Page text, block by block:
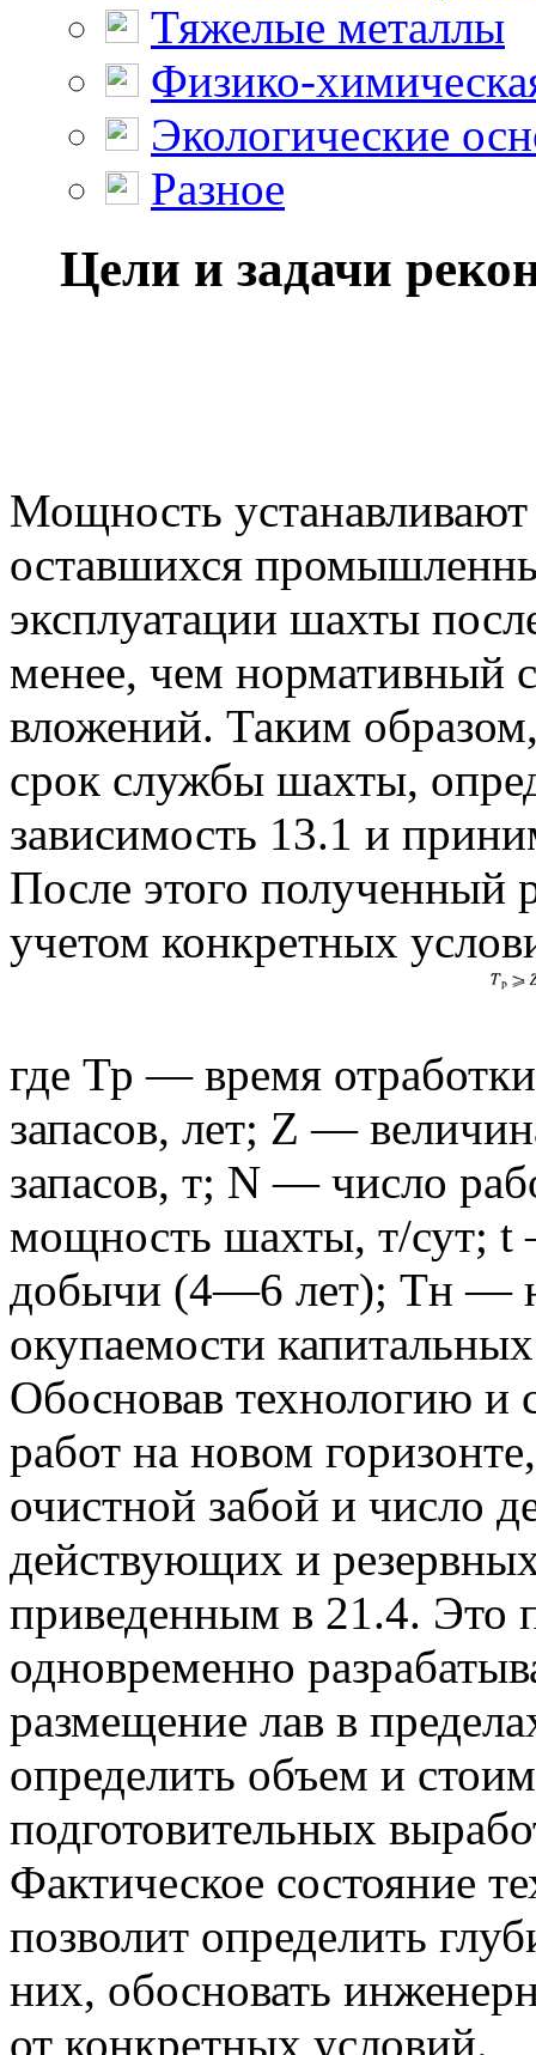
Тяжелые металлы
Физико-
Экологические
Разное
Цели и задачи
Мощность
оставшихся
эксплуатации шахты
менее, чем нормативный
вложений. Таким
срок службы шахты,
зависимость 13.1 и
После этого полученный
учетом конкретных
где Тр — время
запасов, лет; Z —
запасов, т; N — число
мощность шахты, т/сут; t
добычи (4—6 лет); Тн —
окупаемости
Обосновав технологию и
работ на новом
очистной забой и число
действующих и
приведенным в 21.4. Это
одновременно
размещение лав в
определить объем и
подготовительных
Фактическое состояние
позволит определить
них, обосновать
от конкретных условий.